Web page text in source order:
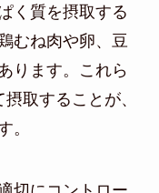
く質を摂取する
むね肉や卵、豆
ります。これら
取することが、
。